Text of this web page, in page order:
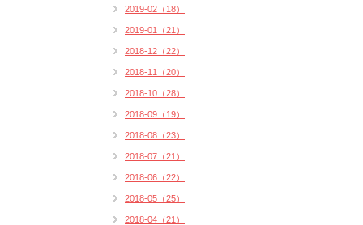
2019-02（18）
2019-01（21）
2018-12（22）
2018-11（20）
2018-10（28）
2018-09（19）
2018-08（23）
2018-07（21）
2018-06（22）
2018-05（25）
2018-04（21）